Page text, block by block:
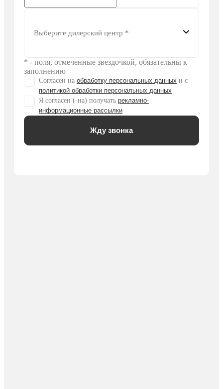
Выберите дилерский центр *
* - поля, отмеченные звездочкой, обязательны к
заполнению
Согласен на обработку персональных данных и c
политикой обработки персональных данных
Я согласен (-на) получать рекламно-
информационные рассылки
Жду звонка